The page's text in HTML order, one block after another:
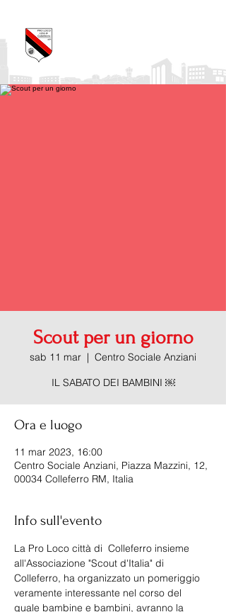
Scout per un giorno
sab 11 mar
  |
Centro Sociale Anziani
IL SABATO DEI BAMBINI ￼
Ora e luogo
11 mar 2023, 16:00
Centro Sociale Anziani, Piazza Mazzini, 12,
00034 Colleferro RM, Italia
Info sull'evento
La Pro Loco città di  Colleferro insieme
all'Associazione "Scout d'Italia" di
Colleferro, ha organizzato un pomeriggio
veramente interessante nel corso del
quale bambine e bambini, avranno la